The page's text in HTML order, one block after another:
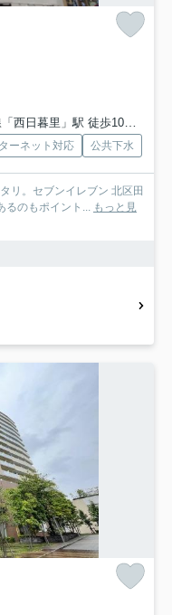
西日暮里」駅 徒歩10分
ーネット対応 公共下水
リ。セブンイレブン 北区田
るのもポイント... もっと見